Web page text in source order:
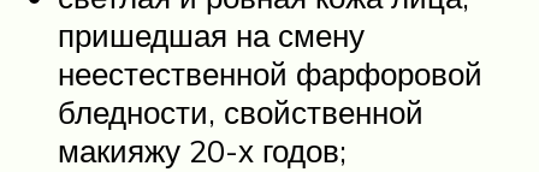
пришедшая на смену
неестественной фарфоровой
бледности, свойственной
макияжу 20-х годов;